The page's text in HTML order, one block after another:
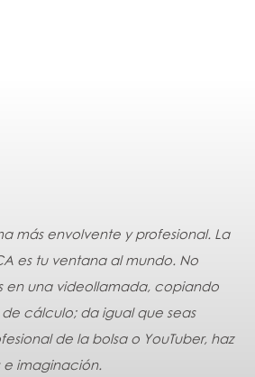
más envolvente y profesional. La
es tu ventana al mundo. No
en una videollamada, copiando
cálculo; da igual que seas
de la bolsa o YouTuber, haz
e imaginación.